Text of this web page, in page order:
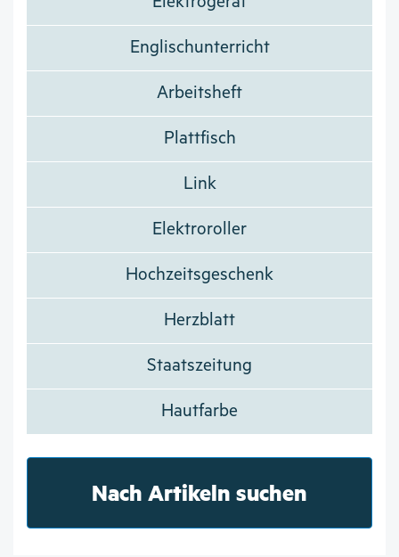
Englischunterricht
Arbeitsheft
Plattfisch
Link
Elektroroller
Hochzeitsgeschenk
Herzblatt
Staatszeitung
Hautfarbe
Nach Artikeln suchen